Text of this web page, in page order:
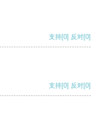
支持[0] 反对[0]
支持[0] 反对[0]